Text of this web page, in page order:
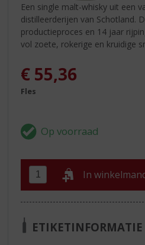
Een single malt-whisky uit een
distilleerderijen van Schotland.
productieproces en 14 jaar
vol zoete, rokerige en kruidige
€ 55,36
Fles
In
ETIKETINFORMATIE